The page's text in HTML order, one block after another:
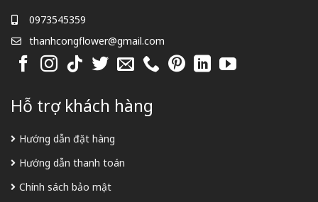
0973545359
thanhcongflower@gmail.com
Hỗ trợ khách hàng
Hướng dẫn đặt hàng
Hướng dẫn thanh toán
Chính sách bảo mật